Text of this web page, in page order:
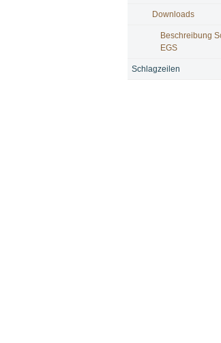
Downloads
Beschreibung
EGS
Schlagzeilen